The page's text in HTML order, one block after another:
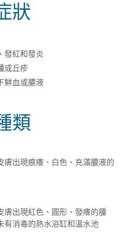
狀
發紅和發炎
或丘疹
鮮血或膿液
類
膚出現痕癢、白色、充滿膿液的
膚出現紅色、圓形、發癢的腫
有消毒的熱水浴缸和溫水池